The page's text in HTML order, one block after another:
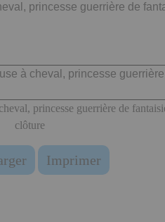
princesse guerrière de
princesse guerrière de
clôture
Imprimer